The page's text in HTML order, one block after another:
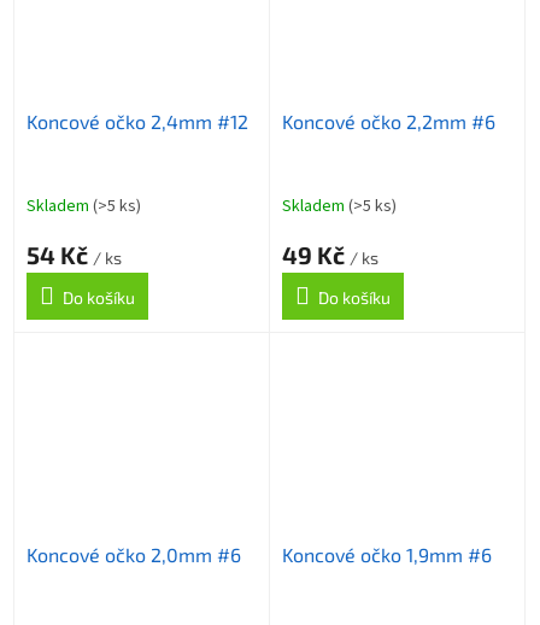
Koncové očko 2,4mm #12
Skladem (>5 ks)
54 Kč / ks
Do košíku
Koncové očko 2,2mm #6
Skladem (>5 ks)
49 Kč / ks
Do košíku
Koncové očko 2,0mm #6 Koncové očko 1,9mm #6